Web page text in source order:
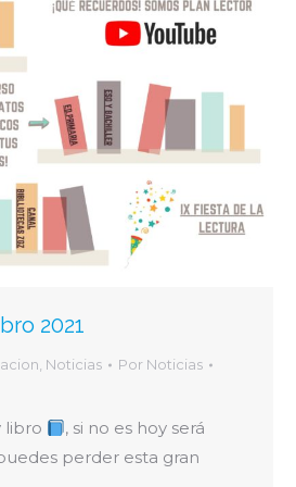
2021
, Noticias Por Noticias
libro
, si no es hoy será
perder esta gran